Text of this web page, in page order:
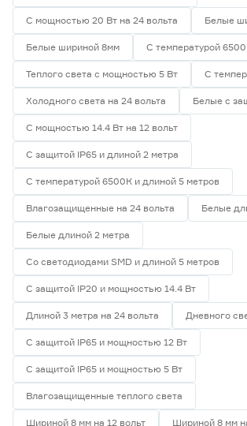
С мощностью 20 Вт на 24 вольта Белые
Белые шириной 8мм С температурой
Теплого света с мощностью 5 Вт С
Холодного света на 24 вольта Белые с
С мощностью 14.4 Вт на 12 вольт
С защитой IP65 и длиной 2 метра
С температурой 6500К и длиной 5 метров
Влагозащищенные на 24 вольта Белые
Белые длиной 2 метра
Со светодиодами SMD и длиной 5 метров
С защитой IP20 и мощностью 14.4 Вт
Длиной 3 метра на 24 вольта Дневного
С защитой IP65 и мощностью 12 Вт
С защитой IP65 и мощностью 5 Вт
Влагозащищенные теплого света
Шириной 8 мм на 12 вольт Шириной 8 мм